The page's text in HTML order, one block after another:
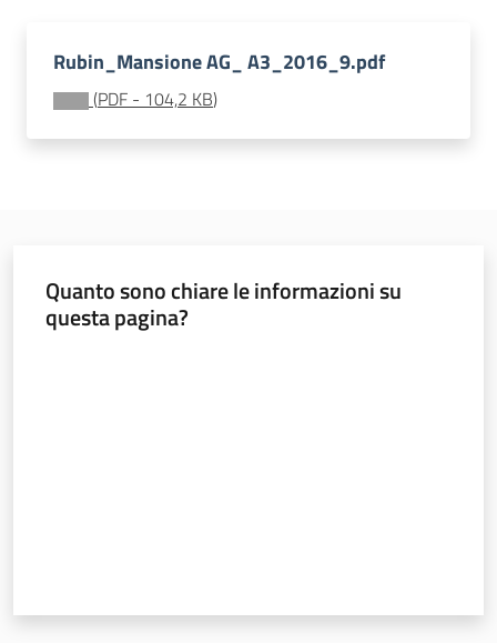
Ambiente
Argomenti
Leggi Atti Bandi
Rubin_Mansione AG_ A3_2016_9.pdf
(PDF - 104,2 KB)
Quanto sono chiare le informazioni su
questa pagina?